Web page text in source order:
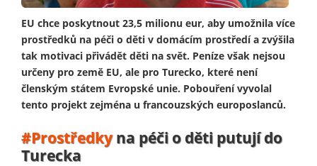
EU chce poskytnout 23,5 milionu eur, aby umožnila více
prostředků na péči o děti v domácím prostředí a zvýšila
tak motivaci přivádět děti na svět. Peníze však nejsou
určeny pro země EU, ale pro Turecko, které není
členským státem Evropské unie. Pobouření vyvolal
tento projekt zejména u francouzských europoslanců.
#Prostředkyna péči o děti putují do
Turecka